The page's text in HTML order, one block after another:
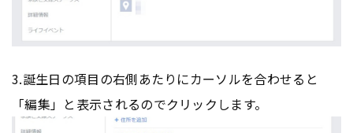
3.誕生日の項目の右側あたりにカーソルを合わせると
「編集」と表示されるのでクリックします。